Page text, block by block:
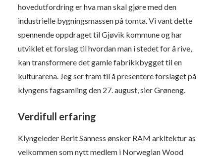
hovedutfordring er hva man skal gjøre med den
industrielle bygningsmassen på tomta. Vi vant dette
spennende oppdraget til Gjøvik kommune og har
utviklet et forslag til hvordan man i stedet for å rive,
kan transformere det gamle fabrikkbygget til en
kulturarena. Jeg ser fram til å presentere forslaget på
klyngens fagsamling den 27. august, sier Grøneng.
Verdifull erfaring
Klyngeleder Berit Sanness ønsker RAM arkitektur as
velkommen som nytt medlem i Norwegian Wood